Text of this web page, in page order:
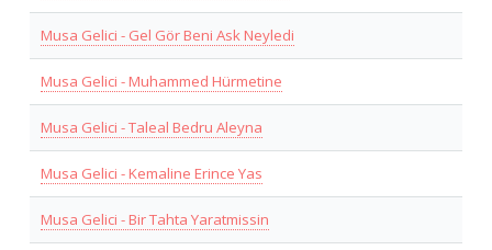
Musa Gelici - Gel Gör Beni Ask Neyledi
Musa Gelici - Muhammed Hürmetine
Musa Gelici - Taleal Bedru Aleyna
Musa Gelici - Kemaline Erince Yas
Musa Gelici - Bir Tahta Yaratmissin